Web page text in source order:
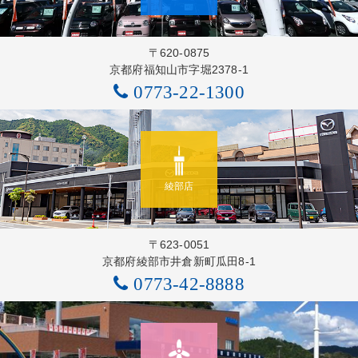
〒620-0875
京都府福知山市字堀2378-1
0773-22-1300
綾部店
〒623-0051
京都府綾部市井倉新町瓜田8-1
0773-42-8888